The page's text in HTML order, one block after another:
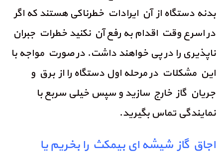
بدنه دستگاه از آن ایرادات خطرناکی هستند که اگر
در اسرع وقت اقدام به رفع آن نکنید خطرات جبران
ناپذیری را در پی خواهند داشت. در صورت مواجه با
این مشکلات در مرحله اول دستگاه را از برق و
جریان گاز خارج سازید و سپس خیلی سربع با
نمایندگی تماس بگیرید.
اجاق گاز شیشه ای بیمکث را بخریم یا